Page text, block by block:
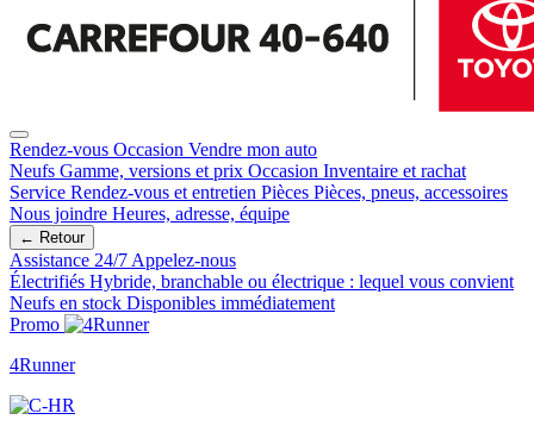
Rendez-vous Occasion Vendre mon auto
Neufs Gamme, versions et prix Occasion Inventaire et rachat
Service Rendez-vous et entretien Pièces Pièces, pneus, accessoires
Nous joindre Heures, adresse, équipe
← Retour
Assistance 24/7 Appelez-nous
Électrifiés Hybride, branchable ou électrique : lequel vous convient
Neufs en stock Disponibles immédiatement
Promo
4Runner